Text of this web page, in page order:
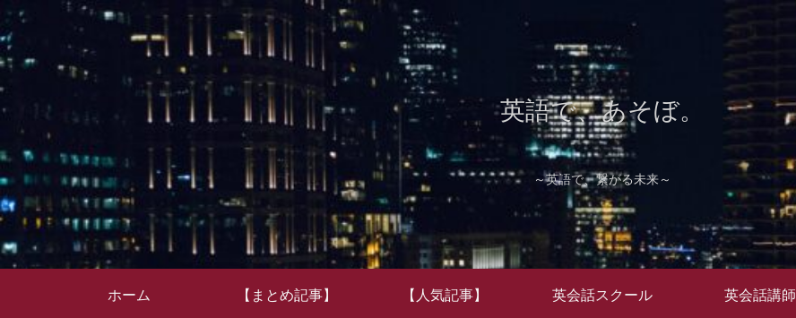
英語で、あそぼ。
～英語で、繋がる未来～
ホーム 【まとめ記事】 【人気記事】 英会話スクール 英会話講師